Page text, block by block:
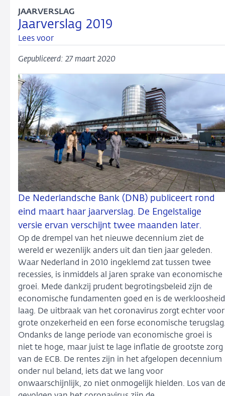
Jaarverslag 2019
JAARVERSLAG
Lees voor
Gepubliceerd: 27 maart 2020
De Nederlandsche Bank (DNB) publiceert rond
eind maart haar jaarverslag. De Engelstalige
versie ervan verschijnt twee maanden later.
Op de drempel van het nieuwe decennium ziet de
wereld er wezenlijk anders uit dan tien jaar geleden.
Waar Nederland in 2010 ingeklemd zat tussen twee
recessies, is inmiddels al jaren sprake van economische
groei. Mede dankzij prudent begrotingsbeleid zijn de
economische fundamenten goed en is de werkloosheid
laag. De uitbraak van het coronavirus zorgt echter voor
grote onzekerheid en een forse economische
Ondanks de lange periode van economische groei is
niet te hoge, maar juist te lage inflatie de grootste zorg
van de ECB. De rentes zijn in het afgelopen decennium
onder nul beland, iets dat we lang voor
onwaarschijnlijk, zo niet onmogelijk hielden. Los van